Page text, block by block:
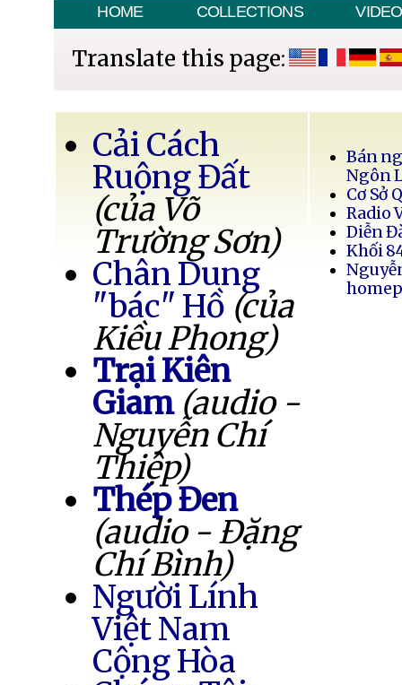
HOME COLLECTIONS VIDEO
Translate this page:
Cải Cách
Ruộng Đất
(của Võ
Trường Sơn)
Chân Dung
"bác" Hồ (của
Kiều Phong)
Trại Kiên
Giam (audio -
Nguyễn Chí
Thiệp)
Thép Đen
(audio - Đặng
Chí Bình)
Người Lính
Việt Nam
Cộng Hòa
Bán
Ngôn
Cơ Sở
Radio
Diễn
Khối